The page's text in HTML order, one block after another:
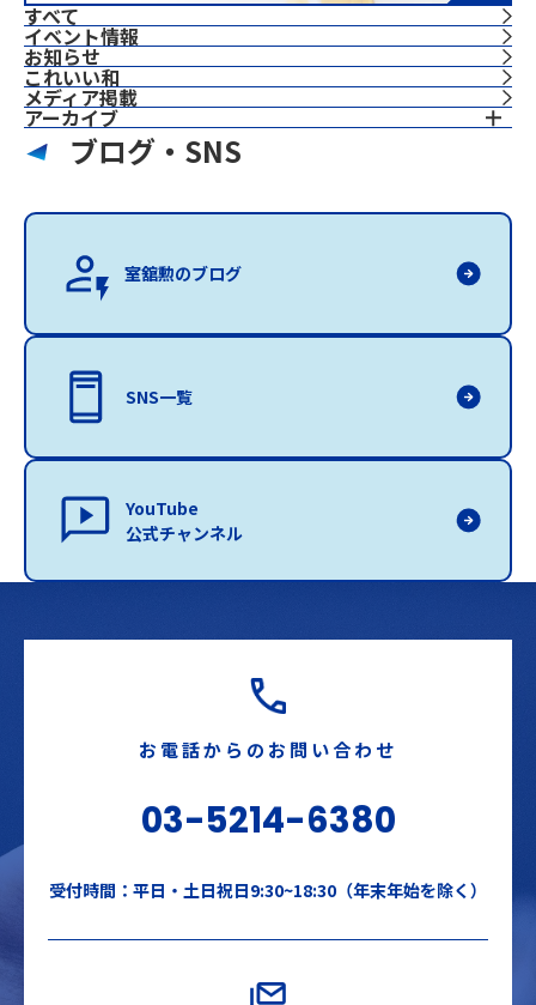
すべて
イベント情報
お知らせ
これいい和
⁨⁩メディア掲載
アーカイブ
ブログ・SNS
室舘勲のブログ
SNS一覧
YouTube
公式チャンネル
お電話からのお問い合わせ
03-5214-6380
受付時間：平日・土日祝日9:30~18:30（年末年始を除く）